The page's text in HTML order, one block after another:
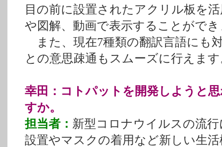
目の前に設置されたアクリル板を
や図解、動画で表示することがで
また、現在7種類の翻訳言語にも
との意思疎通もスムーズに行えま
幸田：コトパットを開発しようと
すか。
担当者： 新型コロナウイルスの流
設置やマスクの着用など新しい生